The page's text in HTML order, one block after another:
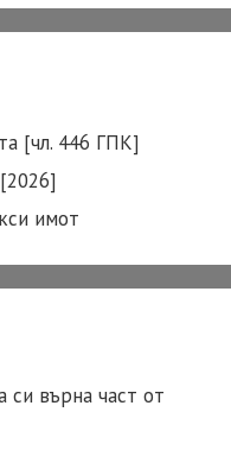
[чл. 446 ГПК]
имот
върна част от